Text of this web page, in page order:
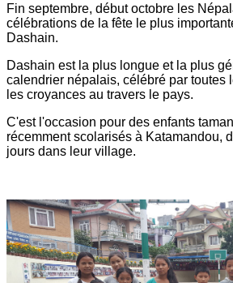
Fin septembre, début octobre les
célébrations de la fête le plus
Dashain.
Dashain est la plus longue et la plus
calendrier népalais, célébré par toutes
les croyances au travers le pays.
C'est l'occasion pour des enfants
récemment scolarisés à Katamandou,
jours dans leur village.